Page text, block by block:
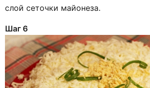
слой сеточки майонеза.
Шаг 6